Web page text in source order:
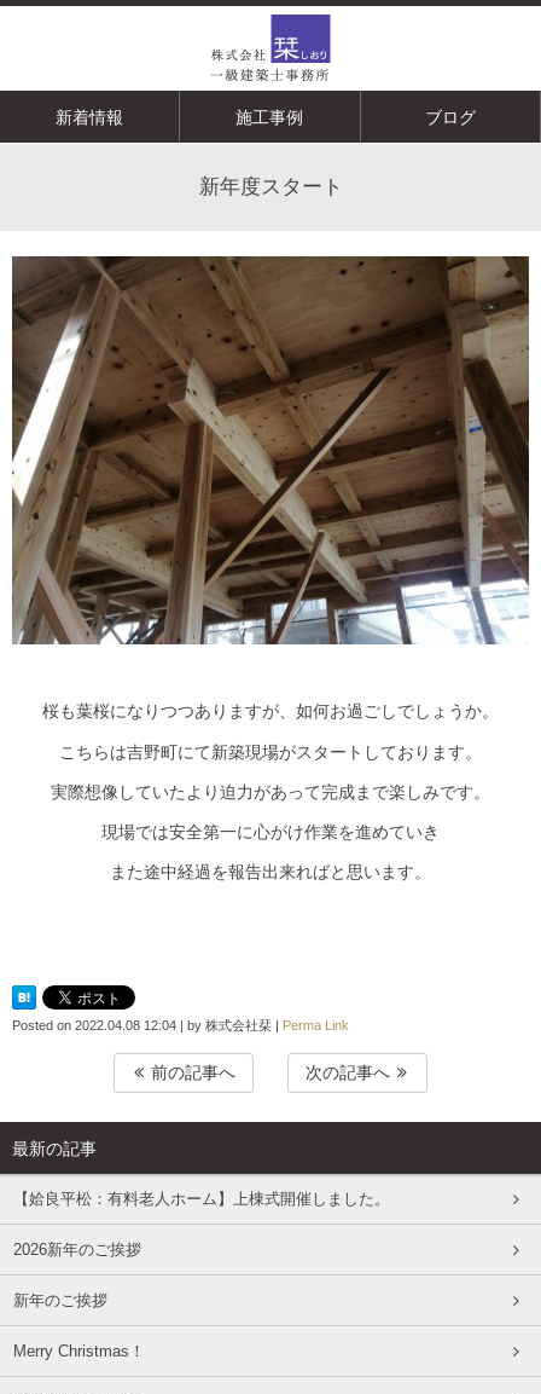
新着情報 施工事例 ブログ
新年度スタート
桜も葉桜になりつつありますが、如何お過ごしでしょうか。
こちらは吉野町にて新築現場がスタートしております。
実際想像していたより迫力があって完成まで楽しみです。
現場では安全第一に心がけ作業を進めていき
また途中経過を報告出来ればと思います。
Posted on 2022.04.08 12:04 by 株式会社栞 Perma Link
前の記事へ 次の記事へ
最新の記事
【姶良平松：有料老人ホーム】上棟式開催しました。
2026新年のご挨拶
新年のご挨拶
Merry Christmas！